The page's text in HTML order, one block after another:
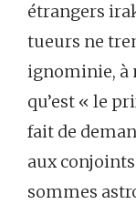
étrangers
tueurs ne
ignominie, à
qu’est « le
fait de
aux
sommes